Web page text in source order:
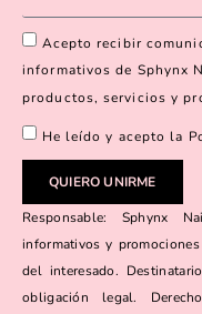
Acepto recibir
informativos de Sphynx
productos, servicios y
He leído y acepto la
QUIERO UNIRME
Responsable: Sphynx
informativos y
del interesado.
obligación legal.